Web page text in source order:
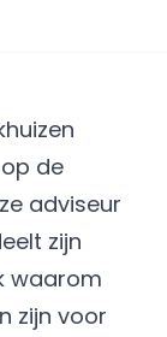
de
adviseur
zijn
waarom
zijn voor